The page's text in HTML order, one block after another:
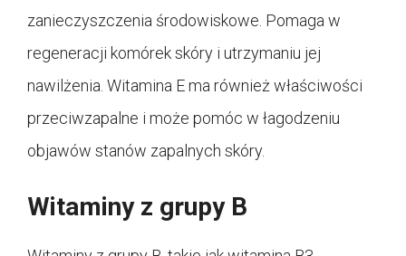
zanieczyszczenia środowiskowe. Pomaga w
regeneracji komórek skóry i utrzymaniu jej
nawilżenia. Witamina E ma również właściwości
przeciwzapalne i może pomóc w łagodzeniu
objawów stanów zapalnych skóry.
Witaminy z grupy B